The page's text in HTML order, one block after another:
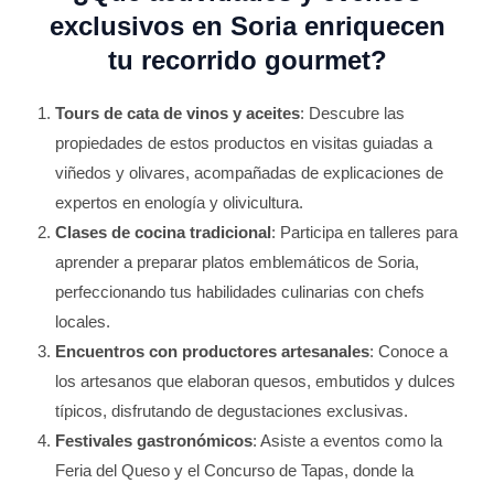
exclusivos en Soria enriquecen
tu recorrido gourmet?
Tours de cata de vinos y aceites: Descubre las
propiedades de estos productos en visitas guiadas a
viñedos y olivares, acompañadas de explicaciones de
expertos en enología y olivicultura.
Clases de cocina tradicional : Participa en talleres para
aprender a preparar platos emblemáticos de Soria,
perfeccionando tus habilidades culinarias con chefs
locales.
Encuentros con productores artesanales: Conoce a
los artesanos que elaboran quesos, embutidos y dulces
típicos, disfrutando de degustaciones exclusivas.
Festivales gastronómicos: Asiste a eventos como la
Feria del Queso y el Concurso de Tapas, donde la